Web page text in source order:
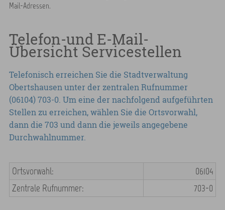
Mail-Adressen.
Telefon-und E-Mail-
Übersicht Servicestellen
Telefonisch erreichen Sie die Stadtverwaltung
Obertshausen unter der zentralen Rufnummer
(06104) 703-0. Um eine der nachfolgend aufgeführten
Stellen zu erreichen, wählen Sie die Ortsvorwahl,
dann die 703 und dann die jeweils angegebene
Durchwahlnummer.
Ortsvorwahl:
06104
Zentrale Rufnummer:
703-0